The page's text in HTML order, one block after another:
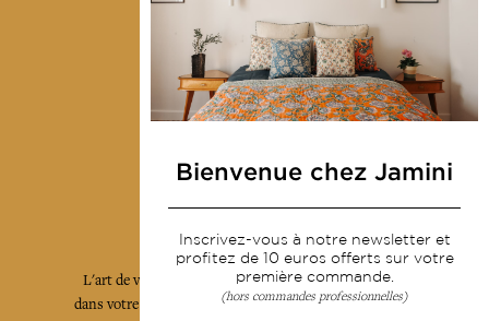
Livraison & retour
CGV
Devenir revendeur
Notre communauté
L'art de vivre JAMINI raconté avec poésie et élégance
dans votre boîte mail. Inscrivez vous à notre newsletter
Bienvenue chez Jamini
Inscrivez-vous à notre newsletter et
profitez de 10 euros offerts sur votre
première commande.
(hors commandes professionnelles)